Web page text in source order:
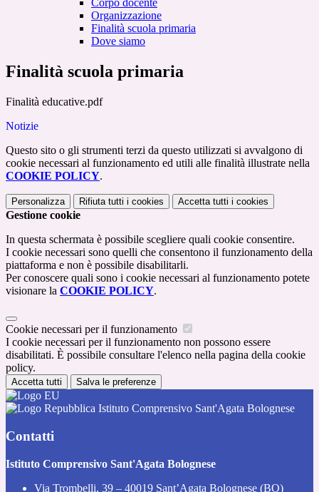
Corpo docente
Organizzazione
Finalità scuola primaria
Dove siamo
Finalità scuola primaria
Finalità educative.pdf
Notizie
Questo sito o gli strumenti terzi da questo utilizzati si avvalgono di
cookie necessari al funzionamento ed utili alle finalità illustrate nella
COOKIE POLICY.
Personalizza Rifiuta tutti i cookies Accetta tutti i cookies
Gestione cookie
In questa schermata è possibile scegliere quali cookie consentire.
I cookie necessari sono quelli che consentono il funzionamento della
piattaforma e non è possibile disabilitarli.
Per conoscere quali sono i cookie necessari al funzionamento potete
visionare la COOKIE POLICY.
Cookie necessari per il funzionamento
I cookie necessari per il funzionamento non possono essere
disabilitati. È possibile consultare l'elenco nella pagina della cookie
policy.
Accetta tutti Salva le preferenze
Istituto Comprensivo Sant'Agata Bolognese
Contatti
Istituto Comprensivo Sant'Agata Bolognese
Via Trombelli, 39 – 40019 Sant’Agata Bolognese (BO)